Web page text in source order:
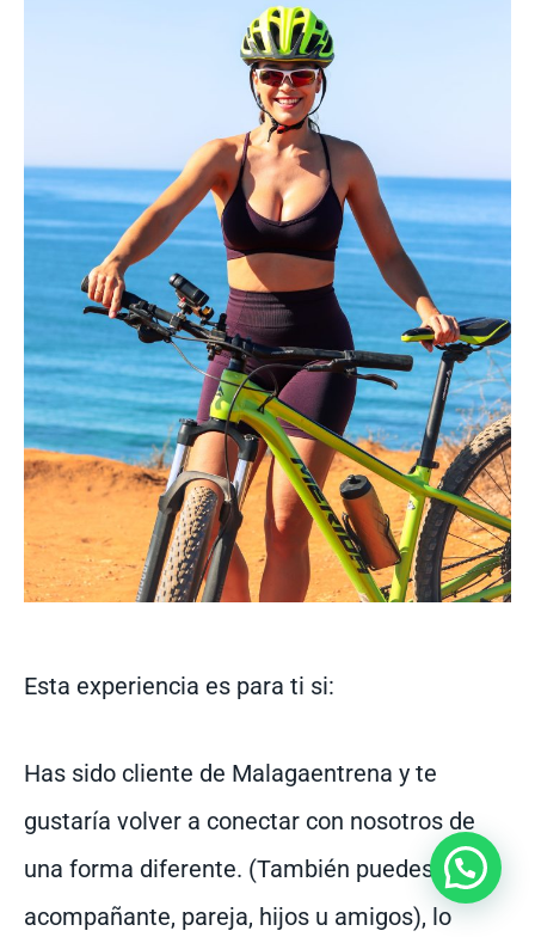
Esta experiencia es para ti si:
Has sido cliente de Malagaentrena y te
gustaría volver a conectar con nosotros de
una forma diferente. (También puedes traer
acompañante, pareja, hijos u amigos), lo
Aquí Jose ¿Cómo puedo ayudarte?